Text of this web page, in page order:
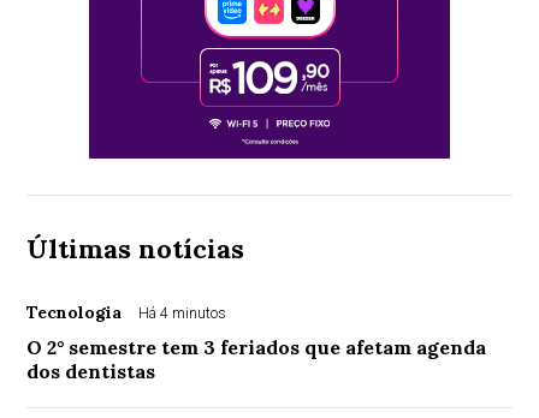
Últimas notícias
Tecnologia Há 4 minutos
O 2° semestre tem 3 feriados que afetam agenda
dos dentistas